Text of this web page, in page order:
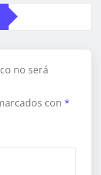
no será
con *